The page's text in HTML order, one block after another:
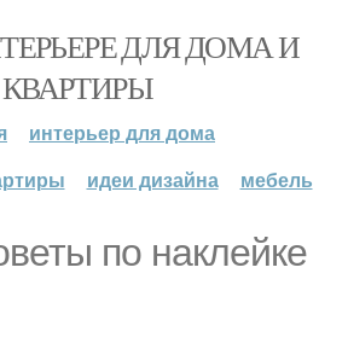
ДЛЯ ДОМА И
КВАРТИРЫ
интерьер для дома
идеи дизайна мебель
по наклейке